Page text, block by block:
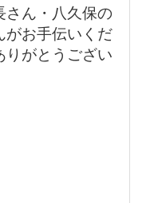
さん・八久保の
がお手伝いくだ
りがとうござい